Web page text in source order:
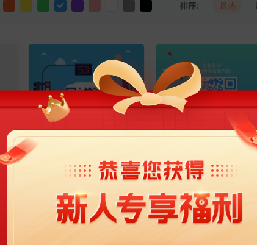
超链接配图 引导阅读原文 直播背景 竖版直播背景
排序: 最热
蓝色创意车形底部二维码 蓝色科技渐变二维码